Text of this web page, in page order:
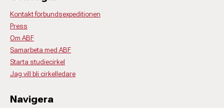
Kontakt förbundsexpeditionen
Press
Om ABF
Samarbeta med ABF
Starta studiecirkel
Jag vill bli cirkelledare
Navigera